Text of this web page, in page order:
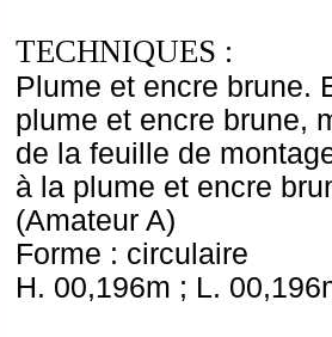
TECHNIQUES :
Plume et encre brune.
plume et encre brune,
de la feuille de
à la plume et encre
(Amateur A)
Forme : circulaire
H. 00,196m ; L.